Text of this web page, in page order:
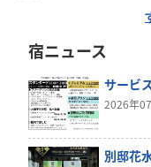
宿ニュース
サービ
2026年
別邸花